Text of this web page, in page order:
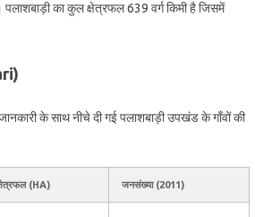
का कुल क्षेत्रफल 639 वर्ग किमी है जिसमें
के साथ नीचे दी गई पलाशबाड़ी उपखंड के गाँवों की
(HA) जनसंख्या (2011)